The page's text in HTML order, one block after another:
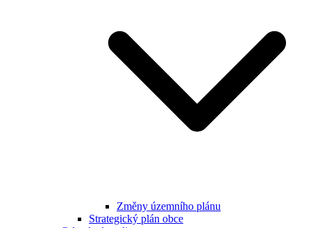
Změny územního plánu
Strategický plán obce